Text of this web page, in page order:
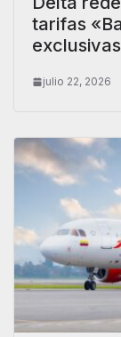
tarifas
exclusivas
julio 22, 2026